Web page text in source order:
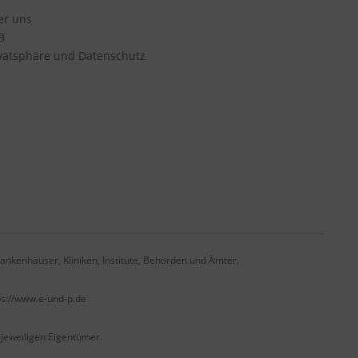
uns
und Datenschutz
Kliniken, Institute, Behörden und Ämter.
www.e-und-p.de
Eigentümer.